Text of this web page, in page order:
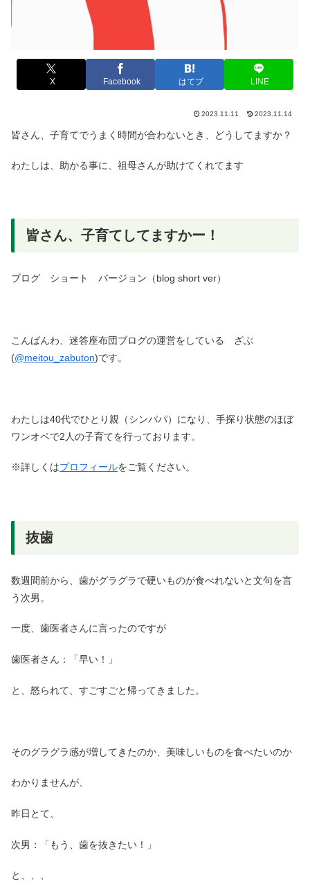
X Facebook はてブ LINE
2023.11.11 2023.11.14
皆さん、子育てでうまく時間が合わないとき、どうしてますか？
わたしは、助かる事に、祖母さんが助けてくれてます
皆さん、子育てしてますかー！
ブログ ショート バージョン（blog short ver）
こんばんわ、迷答座布団ブログの運営をしている ざぶ
(@meitou_zabuton)です。
わたしは40代でひとり親（シンパパ）になり、手探り状態のほぼ
ワンオペで2人の子育てを行っております。
※詳しくはプロフィールをご覧ください。
抜歯
数週間前から、歯がグラグラで硬いものが食べれないと文句を言
う次男。
一度、歯医者さんに言ったのですが
歯医者さん：「早い！」
と、怒られて、すごすごと帰ってきました。
そのグラグラ感が増してきたのか、美味しいものを食べたいのか
わかりませんが、
昨日とて、
次男：「もう、歯を抜きたい！」
と、、、